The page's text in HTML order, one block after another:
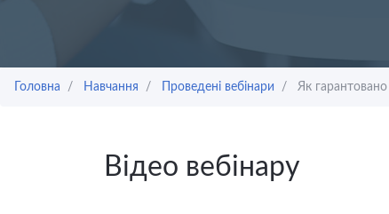
Головна Навчання Проведені вебінари Як
Відео вебінару